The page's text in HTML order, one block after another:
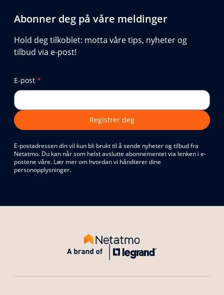
Abonner deg på våre meldinger
Hold deg tilkoblet: motta våre tips, nyheter og
tilbud via e-post!
E-post *
Registrer deg
E-postadressen din vil kun bli brukt til å sende nyheter og tilbud fra
Netatmo. Du kan når som helst avslutte abonnementet via lenken i e-
postene våre. Lær mer om hvordan vi håndterer dine
personopplysninger.